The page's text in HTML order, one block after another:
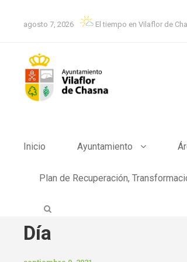
agosto 7, 2026 El tiempo en Vilaflor de
Inicio Ayuntamiento
Plan de Recuperación,
Día